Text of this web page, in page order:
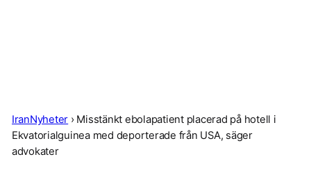
IranNyheter › Misstänkt ebolapatient placerad på hotell i
Ekvatorialguinea med deporterade från USA, säger
advokater